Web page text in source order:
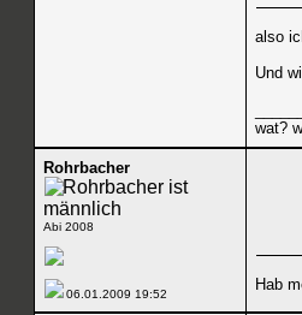
also
Und
wat?
Rohrbacher
Abi 2008
06.01.2009 19:52
Hab